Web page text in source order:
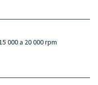
000 a 20 000 rpm